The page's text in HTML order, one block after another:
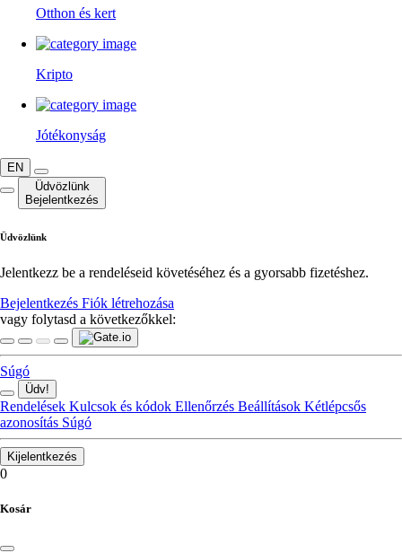
Otthon és kert
Kripto
Jótékonyság
EN
Üdvözlünk
Bejelentkezés
Üdvözlünk
Jelentkezz be a rendeléseid követéséhez és a gyorsabb fizetéshez.
Bejelentkezés Fiók létrehozása
vagy folytasd a következőkkel:
Súgó
Üdv!
Rendelések Kulcsok és kódok Ellenőrzés Beállítások Kétlépcsős
azonosítás Súgó
Kijelentkezés
0
Kosár